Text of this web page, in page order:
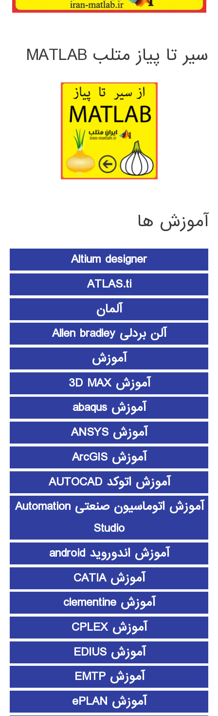
سیر تا پیاز متلب MATLAB
آموزش ها
Altium designer
ATLAS.ti
آلمان
آلن بردلی Allen bradley
آموزش
آموزش 3D MAX
آموزش abaqus
آموزش ANSYS
آموزش ArcGIS
آموزش اتوکد AUTOCAD
آموزش اتوماسیون صنعتی Automation
Studio
آموزش اندوروید android
آموزش CATIA
آموزش clementine
آموزش CPLEX
آموزش EDIUS
آموزش EMTP
آموزش ePLAN